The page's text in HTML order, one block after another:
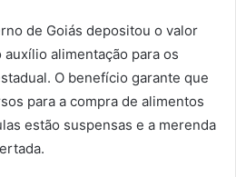
de Goiás depositou o valor
alimentação para os
O benefício garante que
para a compra de alimentos
estão suspensas e a merenda